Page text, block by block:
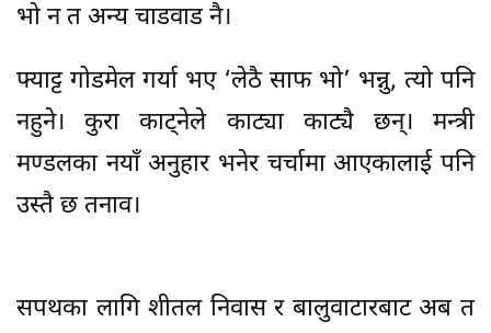
भो न त अन्य चाडवाड नै।
फ्याट्ट गोडमेल गर्या भए ‘लेठै साफ भो’ भन्नु, त्यो पनि
नहुने। कुरा काट्नेले काट्या काट्यै छन्। मन्त्री
मण्डलका नयाँ अनुहार भनेर चर्चामा आएकालाई पनि
उस्तै छ तनाव।
सपथका लागि शीतल निवास र बालुवाटारबाट अब त